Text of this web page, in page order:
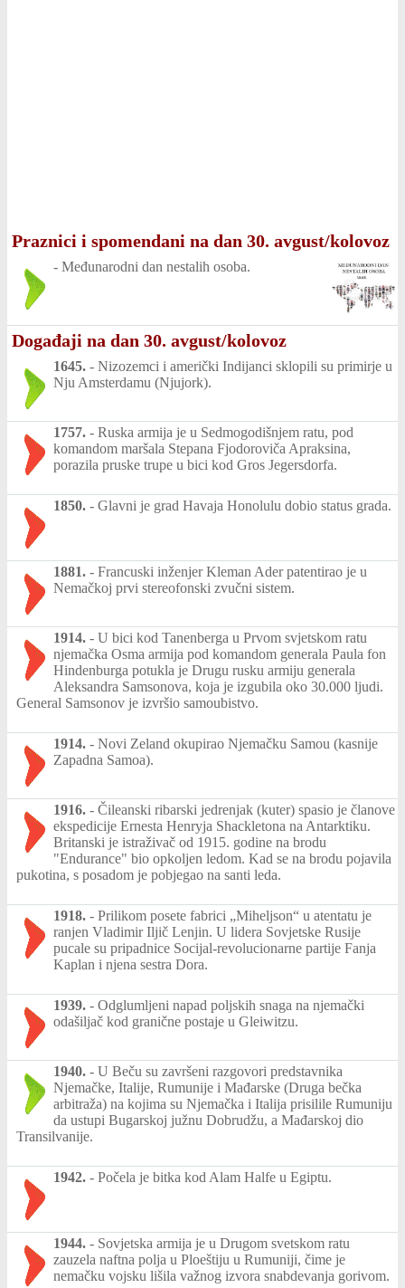
Praznici i spomendani na dan 30. avgust/kolovoz
- Međunarodni dan nestalih osoba.
Događaji na dan 30. avgust/kolovoz
1645. - Nizozemci i američki Indijanci sklopili su primirje u
Nju Amsterdamu (Njujork).
1757. - Ruska armija je u Sedmogodišnjem ratu, pod
komandom maršala Stepana Fjodoroviča Apraksina,
porazila pruske trupe u bici kod Gros Jegersdorfa.
1850. - Glavni je grad Havaja Honolulu dobio status grada.
1881. - Francuski inženjer Kleman Ader patentirao je u
Nemačkoj prvi stereofonski zvučni sistem.
1914. - U bici kod Tanenberga u Prvom svjetskom ratu
njemačka Osma armija pod komandom generala Paula fon
Hindenburga potukla je Drugu rusku armiju generala
Aleksandra Samsonova, koja je izgubila oko 30.000 ljudi.
General Samsonov je izvršio samoubistvo.
1914. - Novi Zeland okupirao Njemačku Samou (kasnije
Zapadna Samoa).
1916. - Čileanski ribarski jedrenjak (kuter) spasio je članove
ekspedicije Ernesta Henryja Shackletona na Antarktiku.
Britanski je istraživač od 1915. godine na brodu
"Endurance" bio opkoljen ledom. Kad se na brodu pojavila
pukotina, s posadom je pobjegao na santi leda.
1918. - Prilikom posete fabrici „Miheljson“ u atentatu je
ranjen Vladimir Iljič Lenjin. U lidera Sovjetske Rusije
pucale su pripadnice Socijal-revolucionarne partije Fanja
Kaplan i njena sestra Dora.
1939. - Odglumljeni napad poljskih snaga na njemački
odašiljač kod granične postaje u Gleiwitzu.
1940. - U Beču su završeni razgovori predstavnika
Njemačke, Italije, Rumunije i Mađarske (Druga bečka
arbitraža) na kojima su Njemačka i Italija prisilile Rumuniju
da ustupi Bugarskoj južnu Dobrudžu, a Mađarskoj dio
Transilvanije.
1942. - Počela je bitka kod Alam Halfe u Egiptu.
1944. - Sovjetska armija je u Drugom svetskom ratu
zauzela naftna polja u Ploeštiju u Rumuniji, čime je
nemačku vojsku lišila važnog izvora snabdevanja gorivom.